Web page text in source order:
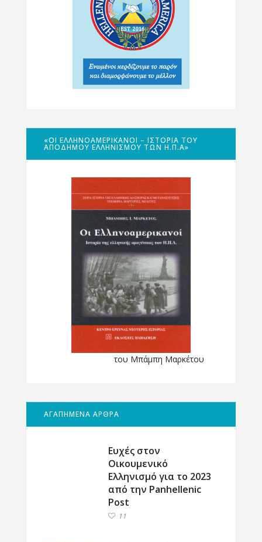
«ΟΙ ΕΛΛΗΝΟΑΜΕΡΙΚΑΝΟΊ – ΙΣΤΟΡΊΑ ΤΟΥ
ΑΠΌΔΗΜΟΥ ΕΛΛΗΝΙΣΜΟΎ ΤΩΝ Η.Π.Α»
του Μπάμπη Μαρκέτου
ΑΓΑΠΗΜΕΝΑ ΑΡΘΡΑ
Ευχές στον
Οικουμενικό
Ελληνισμό για το 2023
από την Panhellenic
Post
11